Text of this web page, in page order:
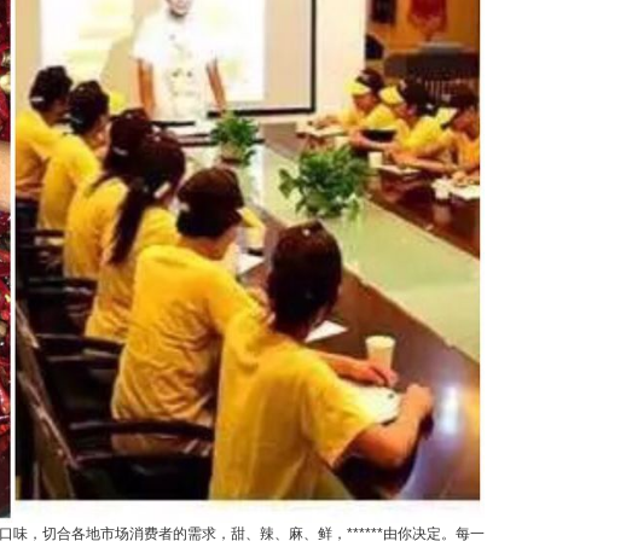
味，切合各地市场消费者的需求，甜、辣、麻、鲜，******由你决定。每一